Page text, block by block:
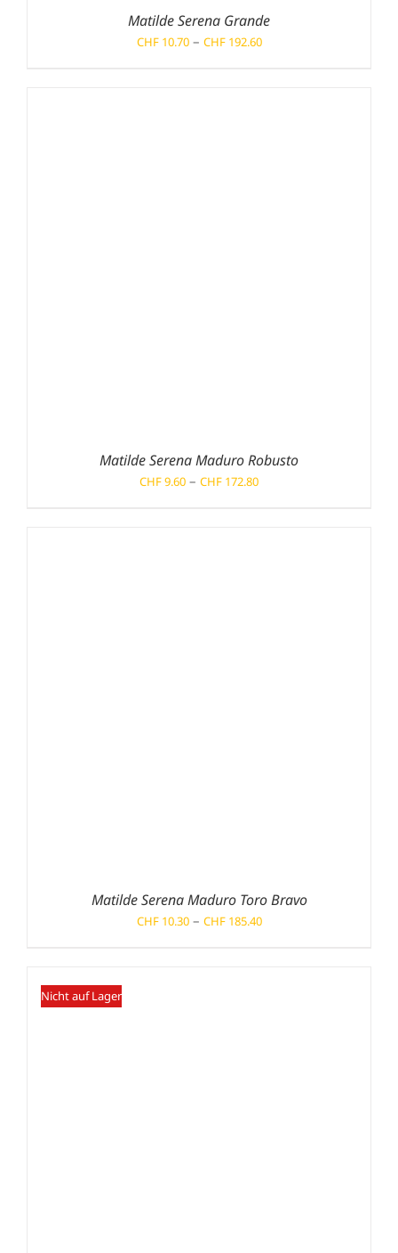
Matilde Serena Grande
CHF10.70 – CHF192.60Preisspanne:
Matilde Serena Maduro Robusto
CHF9.60 – CHF 172.80Preisspanne:
Matilde Serena Maduro Toro Bravo
CHF10.30 – CHF185.40Preisspanne:
Nicht auf Lager